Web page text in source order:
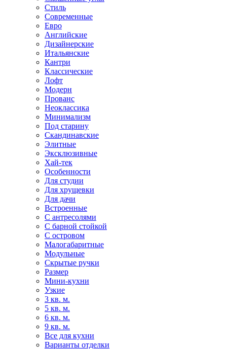
Стиль
Современные
Евро
Английские
Дизайнерские
Итальянские
Кантри
Классические
Лофт
Модерн
Прованс
Неоклассика
Минимализм
Под старину
Скандинавские
Элитные
Эксклюзивные
Хай-тек
Особенности
Для студии
Для хрущевки
Для дачи
Встроенные
С антресолями
С барной стойкой
С островом
Малогабаритные
Модульные
Скрытые ручки
Размер
Мини-кухни
Узкие
3 кв. м.
5 кв. м.
6 кв. м.
9 кв. м.
Все для кухни
Варианты отделки